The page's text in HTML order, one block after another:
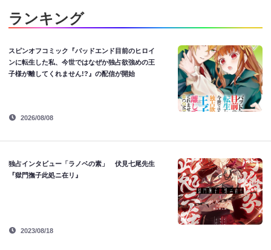
ランキング
スピンオフコミック『バッドエンド目前のヒロイ
ンに転生した私、今世ではなぜか独占欲強めの王
子様が離してくれません!?』の配信が開始
2026/08/08
独占インタビュー「ラノベの素」 伏見七尾先生
『獄門撫子此処ニ在リ』
2023/08/18